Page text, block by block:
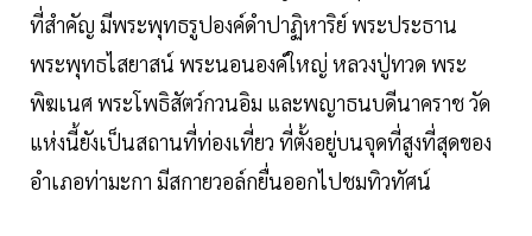
ที่สำคัญ มีพระพุทธรูปองค์ดำปาฏิหาริย์ พระประธาน
พระพุทธไสยาสน์ พระนอนองค์ใหญ่ หลวงปู่ทวด พระ
พิฆเนศ พระโพธิสัตว์กวนอิม และพญาธนบดีนาคราช วัด
แห่งนี้ยังเป็นสถานที่ท่องเที่ยว ที่ตั้งอยู่บนจุดที่สูงที่สุดของ
อำเภอท่ามะกา มีสกายวอล์กยื่นออกไปชมทิวทัศน์